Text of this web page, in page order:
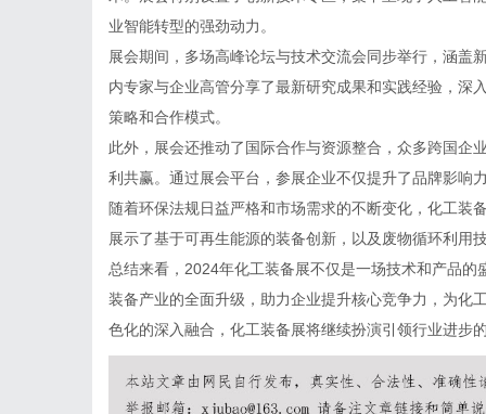
业智能转型的强劲动力。
展会期间，多场高峰论坛与技术交流会同步举行，涵盖
内专家与企业高管分享了最新研究成果和实践经验，深
策略和合作模式。
此外，展会还推动了国际合作与资源整合，众多跨国企
利共赢。通过展会平台，参展企业不仅提升了品牌影响
随着环保法规日益严格和市场需求的不断变化，化工装
展示了基于可再生能源的装备创新，以及废物循环利用
总结来看，2024年化工装备展不仅是一场技术和产品
装备产业的全面升级，助力企业提升核心竞争力，为化
色化的深入融合，化工装备展将继续扮演引领行业进步